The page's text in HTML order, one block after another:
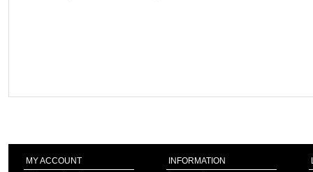
MY ACCOUNT
INFORMATION